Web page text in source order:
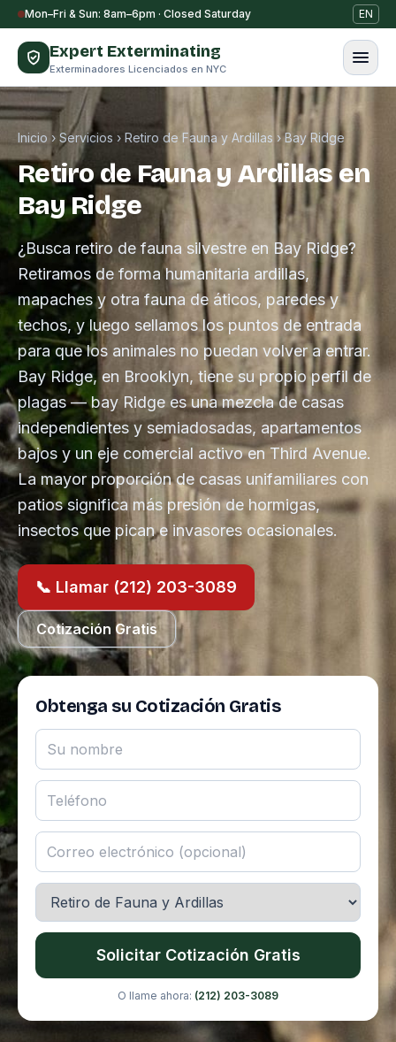
Saltar al contenido
Mon–Fri & Sun: 8am–6pm · Closed Saturday EN
Expert Exterminating
Exterminadores Licenciados en NYC
Inicio › Servicios › Retiro de Fauna y Ardillas ›Bay Ridge
Retiro de Fauna y Ardillas en
Bay Ridge
¿Busca retiro de fauna silvestre en Bay Ridge?
Retiramos de forma humanitaria ardillas,
mapaches y otra fauna de áticos, paredes y
techos, y luego sellamos los puntos de entrada
para que los animales no puedan volver a entrar.
Bay Ridge, en Brooklyn, tiene su propio perfil de
plagas — bay Ridge es una mezcla de casas
independientes y semiadosadas, apartamentos
bajos y un eje comercial activo en Third Avenue.
La mayor proporción de casas unifamiliares con
patios significa más presión de hormigas,
insectos que pican e invasores ocasionales.
📞 Llamar (212) 203-3089
Cotización Gratis
Obtenga su Cotización Gratis
Solicitar Cotización Gratis
O llame ahora: (212) 203-3089